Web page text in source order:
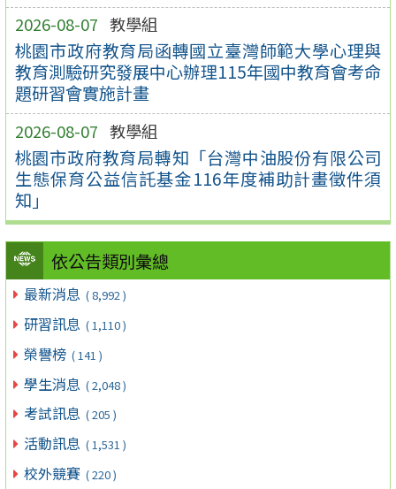
2026-08-07 教學組
桃園市政府教育局函轉國立臺灣師範大學心理與
教育測驗研究發展中心辦理115年國中教育會考命
題研習會實施計畫
2026-08-07 教學組
桃園市政府教育局轉知「台灣中油股份有限公司
生態保育公益信託基金116年度補助計畫徵件須
知」
依公告類別彙總
最新消息 ( 8,992 )
研習訊息 ( 1,110 )
榮譽榜 ( 141 )
學生消息 ( 2,048 )
考試訊息 ( 205 )
活動訊息 ( 1,531 )
校外競賽 ( 220 )